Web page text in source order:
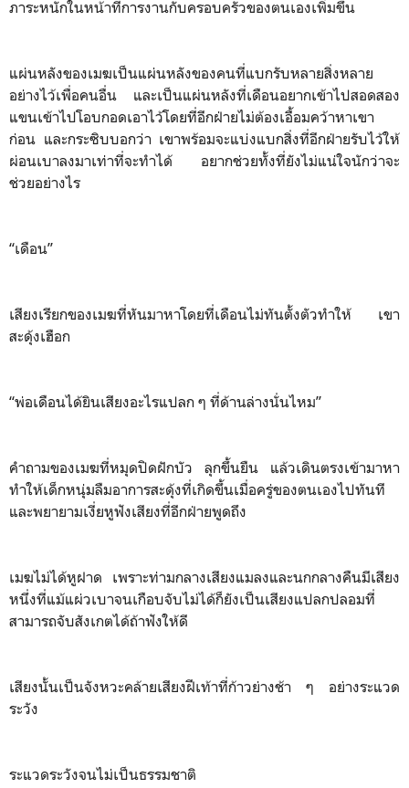
ภาระหนักในหน้าที่การงานกับครอบครัวของตนเองเพิ่มขึ้น
แผ่นหลังของเมฆเป็นแผ่นหลังของคนที่แบกรับหลายสิ่งหลาย
อย่างไว้เพื่อคนอื่น และเป็นแผ่นหลังที่เดือนอยากเข้าไปสอดสอง
แขนเข้าไปโอบกอดเอาไว้โดยที่อีกฝ่ายไม่ต้องเอื้อมคว้าหาเขา
ก่อน และกระซิบบอกว่า เขาพร้อมจะแบ่งแบกสิ่งที่อีกฝ่ายรับไว้ให้
ผ่อนเบาลงมาเท่าที่จะทำได้ อยากช่วยทั้งที่ยังไม่แน่ใจนักว่าจะ
ช่วยอย่างไร
“เดือน”
เสียงเรียกของเมฆที่หันมาหาโดยที่เดือนไม่ทันตั้งตัวทำให้ เขา
สะดุ้งเฮือก
“พ่อเดือนได้ยินเสียงอะไรแปลก ๆ ที่ด้านล่างนั่นไหม”
คำถามของเมฆที่หมุดปิดฝักบัว ลุกขึ้นยืน แล้วเดินตรงเข้ามาหา
ทำให้เด็กหนุ่มลืมอาการสะดุ้งที่เกิดขึ้นเมื่อครู่ของตนเองไปทันที
และพยายามเงี่ยหูฟังเสียงที่อีกฝ่ายพูดถึง
เมฆไม่ได้หูฝาด เพราะท่ามกลางเสียงแมลงและนกกลางคืนมีเสียง
หนึ่งที่แม้แผ่วเบาจนเกือบจับไม่ได้ก็ยังเป็นเสียงแปลกปลอมที่
สามารถจับสังเกตได้ถ้าฟังให้ดี
เสียงนั้นเป็นจังหวะคล้ายเสียงฝีเท้าที่ก้าวย่างช้า ๆ อย่างระแวด
ระวัง
ระแวดระวังจนไม่เป็นธรรมชาติ